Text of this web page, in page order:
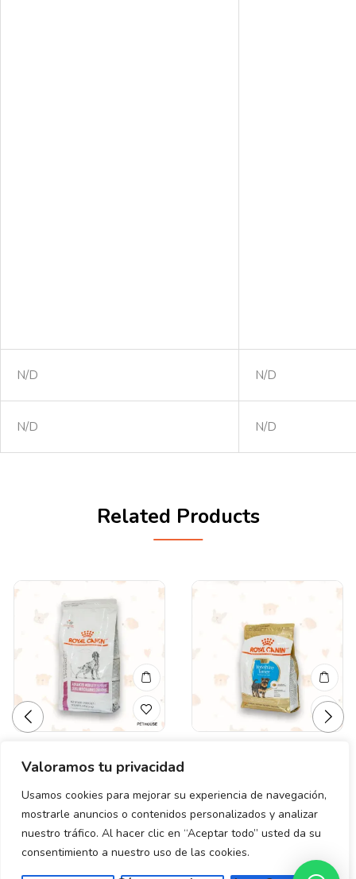
Valoramos tu privacidad
Usamos cookies para mejorar su experiencia de navegación,
mostrarle anuncios o contenidos personalizados y analizar
nuestro tráfico. Al hacer clic en “Aceptar todo” usted da su
consentimiento a nuestro uso de las cookies.
N/D N/D
N/D N/D
Related Products
Valorado
0
5
ROYAL CANIN MOBILITY
ADVANCED DOG 4 KG
$1,200.00
0
5
YORKSHIRE PUPPY 1.14
KG.
$520.00